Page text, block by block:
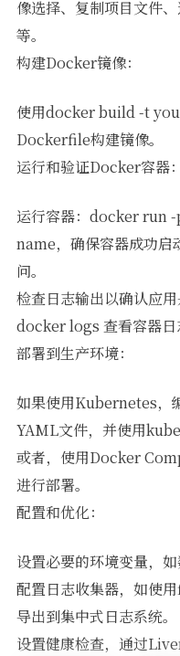
像选择、复制项目文件
等。
构建Docker镜像：
使用docker build -t
Dockerfile构建镜像。
运行和验证Docker容器：
运行容器：docker run
name，确保容器成功启
问。
检查日志输出以确认应
docker logs 查看容器日
部署到生产环境：
如果使用Kubernetes
YAML文件，并使用
或者，使用Docker
进行部署。
配置和优化：
设置必要的环境变量，
配置日志收集器，如使
导出到集中式日志系统。
设置健康检查，通过